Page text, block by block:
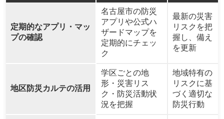
定期的なアプリ・マッ
プの確認
名古屋市の防災
アプリや公式ハ
ザードマップを
定期的にチェッ
ク
最新の災害
リスクを把
握し、備え
を更新
地区防災カルテの活用
学区ごとの地
形・災害リス
ク・防災活動状
況を把握
地域特有の
リスクに基
づく適切な
防災行動